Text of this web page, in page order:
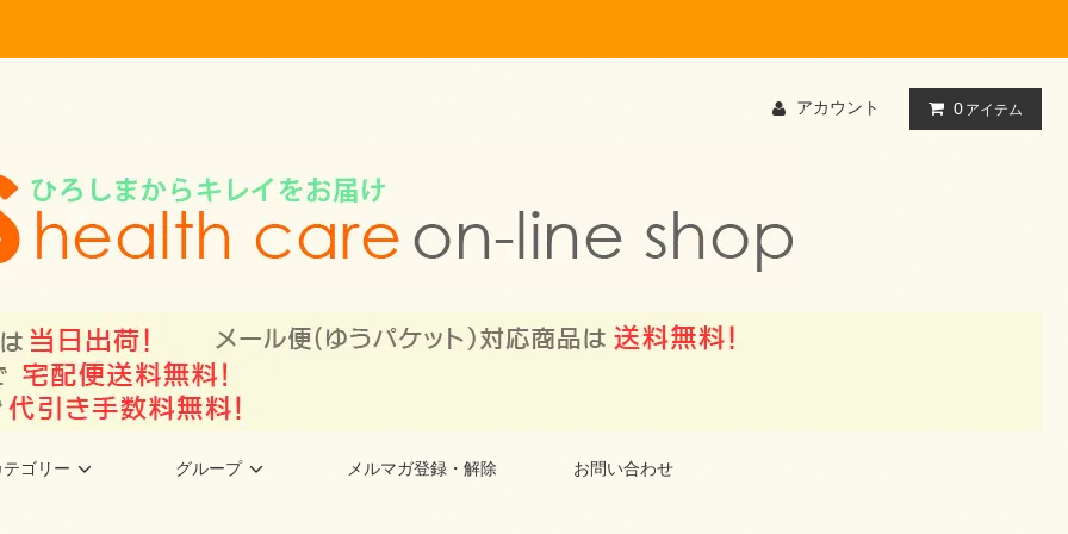
アカウント 0 アイテム
テゴリー グループ メルマガ登録・解除 お問い合わせ